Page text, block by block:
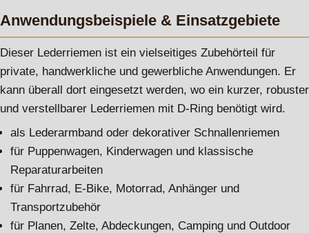
Anwendungsbeispiele & Einsatzgebiete
Dieser Lederriemen ist ein vielseitiges Zubehörteil für
private, handwerkliche und gewerbliche Anwendungen. Er
kann überall dort eingesetzt werden, wo ein kurzer, robuster
und verstellbarer Lederriemen mit D-Ring benötigt wird.
als Lederarmband oder dekorativer Schnallenriemen
für Puppenwagen, Kinderwagen und klassische
Reparaturarbeiten
für Fahrrad, E-Bike, Motorrad, Anhänger und
Transportzubehör
für Planen, Zelte, Abdeckungen, Camping und Outdoor